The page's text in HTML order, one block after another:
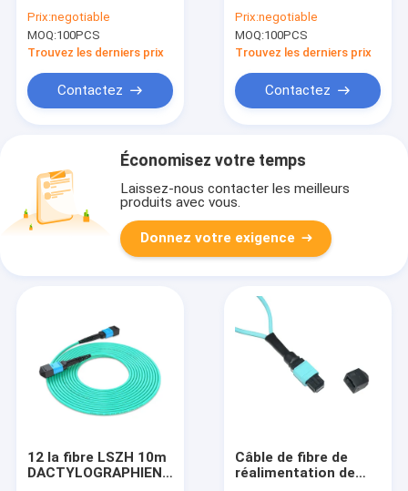
Conector 8F MPO
MTP 1 à 30
Prix:negotiable
MOQ:100PCS
Trouvez les derniers prix
Contactez
12F MPO MTP
attachent les câbles
optiques de la fibre
pour des télécom
Prix:negotiable
MOQ:100PCS
Trouvez les derniers prix
Contactez
Économisez votre temps
Laissez-nous contacter les meilleurs
produits avec vous.
Donnez votre exigence
12 la fibre LSZH 10m
DACTYLOGRAPHIENT
Câble de fibre de
réalimentation de